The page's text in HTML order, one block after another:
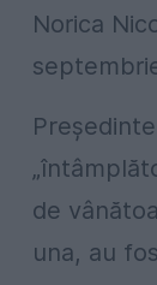
Norica
de
una, au